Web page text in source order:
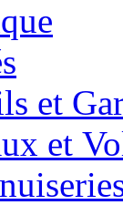
et
et